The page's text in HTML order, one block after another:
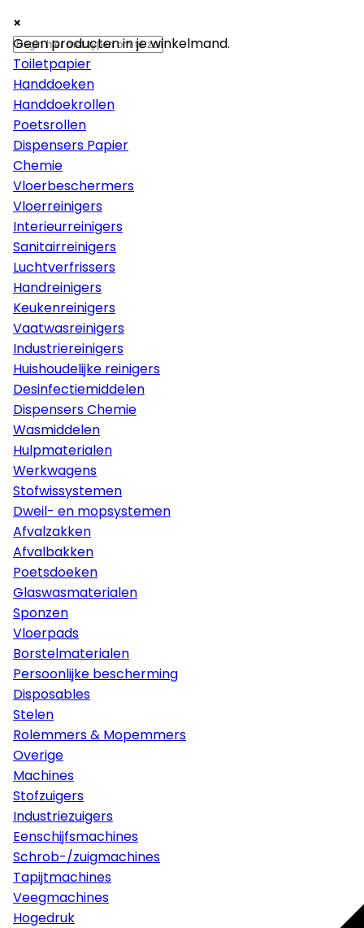
×
Papier
Toiletpapier
Handdoeken
Handdoekrollen
Poetsrollen
Dispensers Papier
Chemie
Vloerbeschermers
Vloerreinigers
Interieurreinigers
Sanitairreinigers
Luchtverfrissers
Handreinigers
Keukenreinigers
Vaatwasreinigers
Industriereinigers
Huishoudelijke reinigers
Desinfectiemiddelen
Dispensers Chemie
Wasmiddelen
Hulpmaterialen
Werkwagens
Stofwissystemen
Dweil- en mopsystemen
Afvalzakken
Afvalbakken
Poetsdoeken
Glaswasmaterialen
Sponzen
Vloerpads
Borstelmaterialen
Persoonlijke bescherming
Disposables
Stelen
Rolemmers & Mopemmers
Overige
Machines
Stofzuigers
Industriezuigers
Eenschijfsmachines
Schrob-/zuigmachines
Tapijtmachines
Veegmachines
Hogedruk
×
×
Geen producten in je winkelmand.